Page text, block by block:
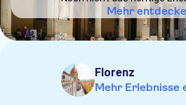
Sie sind immer mit einem Geotag
nie verlaufen
Die App funktioniert auf jedem
Mehr
Florenz
Mehr Erlebnisse